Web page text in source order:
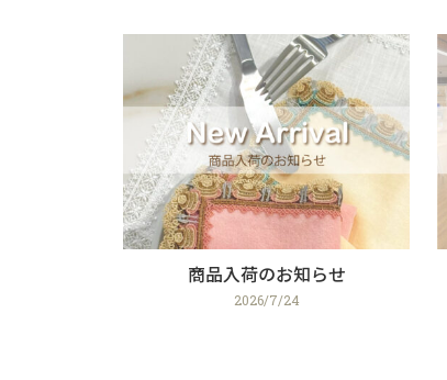
商品入荷のお知らせ
2026/7/24